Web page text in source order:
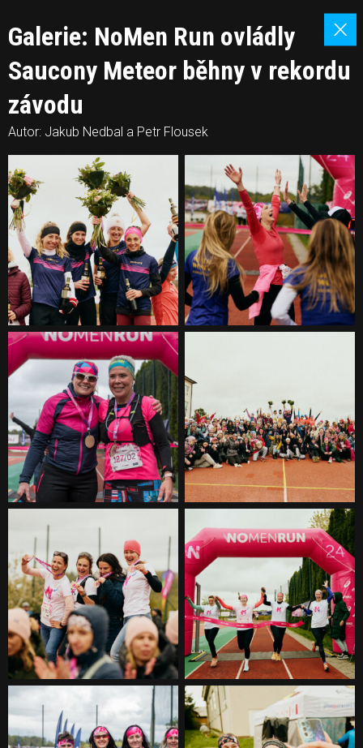
Galerie: NoMen Run ovládly
Saucony Meteor běhny v rekordu
závodu
Autor: Jakub Nedbal a Petr Flousek